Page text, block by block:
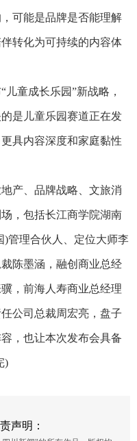
可能是品牌是否能理解
转化为可持续的内容体
童成长乐园”新战略，
是儿童乐园赛道正在发
具内容深度和家庭黏性
产、品牌战略、文旅消
，包括长江商学院湖南
)管理合伙人、定位大师李
陈墨涵，融创商业总经
，前海人寿商业总经理
公司总裁周宏亮，盘子
，也让本次发布会具备
)
声明：